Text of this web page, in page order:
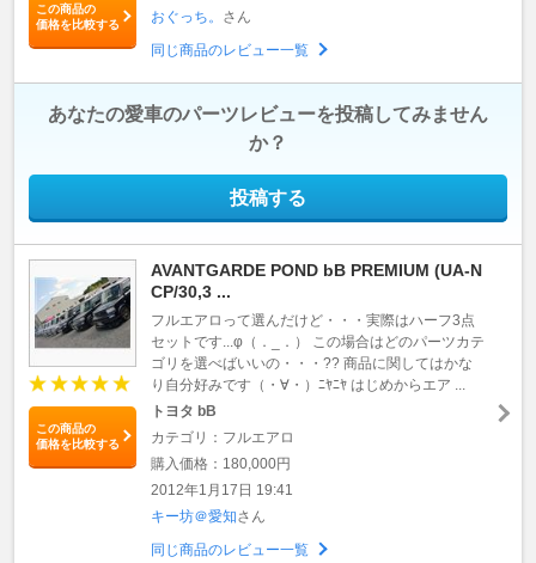
この商品の
価格を比較する
おぐっち。 さん
同じ商品のレビュー一覧
あなたの愛車のパーツレビューを投稿してみません
か？
投稿する
この商品の
価格を比較する
AVANTGARDE POND bB PREMIUM (UA-N
CP/30,3 ...
フルエアロって選んだけど・・・実際はハーフ3点
セットです...φ（．_．） この場合はどのパーツカテ
ゴリを選べばいいの・・・?? 商品に関してはかな
り自分好みです（・∀・）ﾆﾔﾆﾔ はじめからエア ...
トヨタ bB
カテゴリ：フルエアロ
購入価格：180,000円
2012年1月17日 19:41
キー坊＠愛知さん
同じ商品のレビュー一覧